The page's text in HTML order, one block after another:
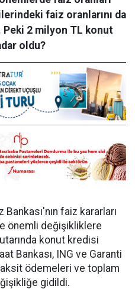
faiz oranlarını da
2 milyon TL konut
oldu?
faiz kararları
önemli değişikliklere
konut kredisi
Bankası, ING ve Garanti
ödemeleri ve toplam
gidildi.